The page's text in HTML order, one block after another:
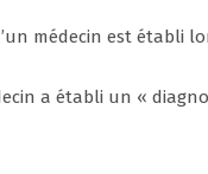
médecin est établi
a établi un «